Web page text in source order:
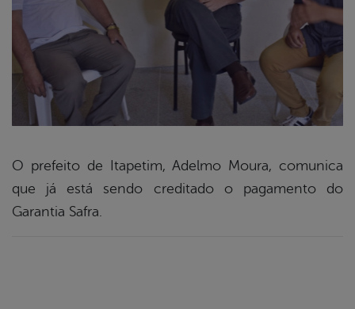
O prefeito de Itapetim, Adelmo Moura, comunica
que já está sendo creditado o pagamento do
Garantia Safra.